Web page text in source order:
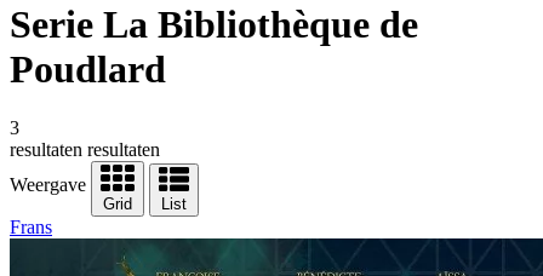
Serie La Bibliothèque de
Poudlard
3
resultaten resultaten
Weergave
Grid List
Frans